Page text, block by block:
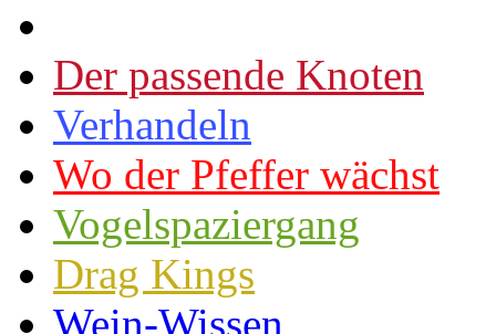
Der passende Knoten
Verhandeln
Wo der Pfeffer wächst
Vogelspaziergang
Drag Kings
Wein-Wissen